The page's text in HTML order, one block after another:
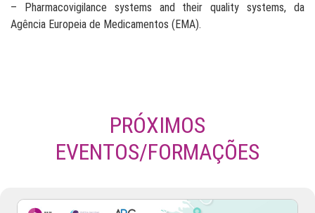
– Pharmacovigilance systems and their quality systems, da
Agência Europeia de Medicamentos (EMA).
PRÓXIMOS
EVENTOS/FORMAÇÕES